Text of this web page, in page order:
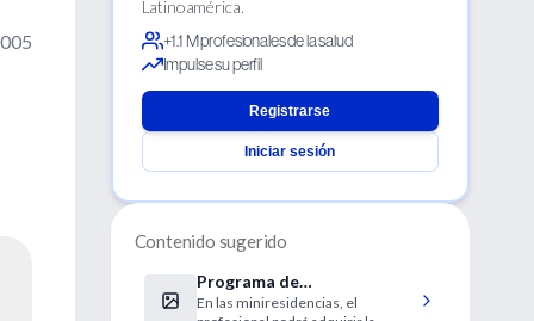
Latinoamérica.
+1.1 M profesionales de la salud
Impulse su perfil
Registrarse
Iniciar sesión
Contenido sugerido
Programa de
miniresidencias clínicas en
En las miniresidencias, el